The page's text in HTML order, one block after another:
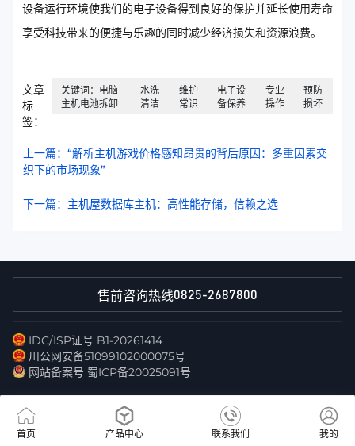
设备运行环境使我们的电子设备得到良好的保护并延长使用寿命
享受科技带来的便捷与乐趣的同时减少经济损失和资源浪费。
文章
标
签：
关键词：电脑
主机电池拆卸
水洗
清洁
维护
常识
电子设
备保养
专业
操作
预防
损坏
上一篇：“解析主机游戏价格感知昂贵的背后原因：多重因素交
织下的市场现象”
下一篇：主机屋数据库主机：高性能存储，信赖之选
售前咨询热线0825-2687800
IDC/ISP证号 B1-20261414
川公网安备51099102000075号
网站备案号 蜀ICP备20025091号
首页 产品中心 联系我们 我的